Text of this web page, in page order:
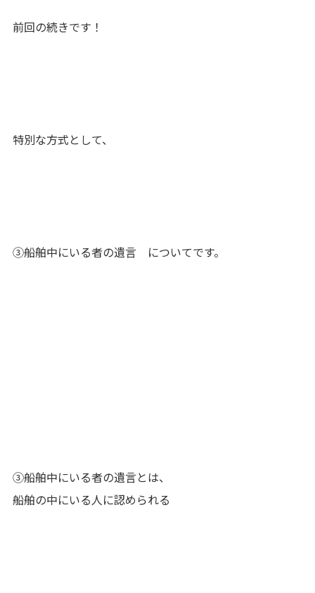
前回の続きです！
特別な方式として、
③船舶中にいる者の遺言 についてです。
③船舶中にいる者の遺言とは、
船舶の中にいる人に認められる